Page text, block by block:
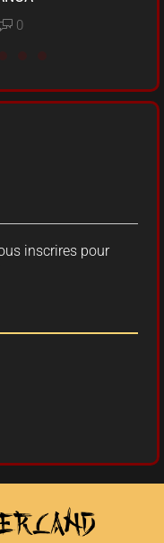
0
inscrires pour